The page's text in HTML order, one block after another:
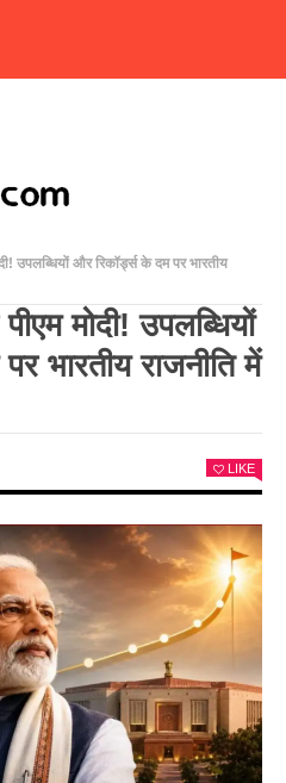
उपलब्धियों और रिकॉर्ड्स के दम पर भारतीय
मोदी! उपलब्धियों
भारतीय राजनीति में
LIKE